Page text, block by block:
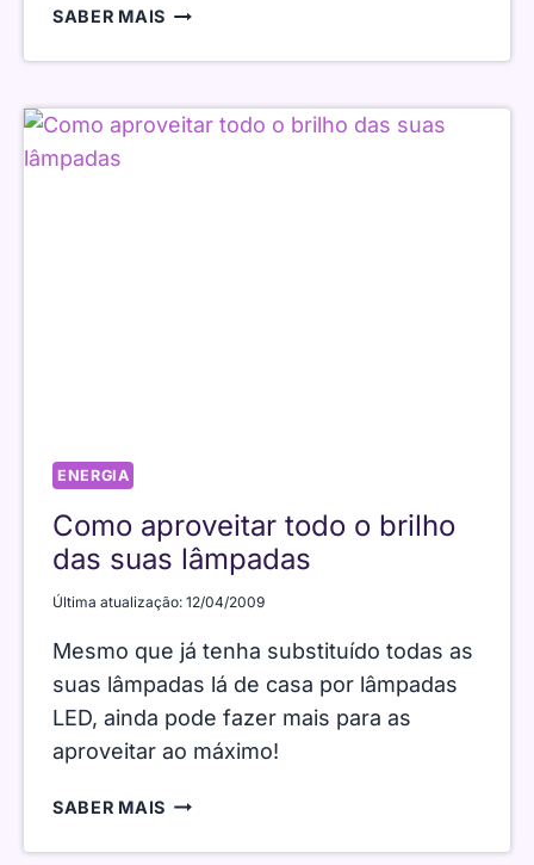
SABER MAIS CONSTRUA
SEU
DESUMIDIFICADOR
ENERGIA
Como aproveitar todo o brilho
das suas lâmpadas
Última atualização: 12/04/2009
Mesmo que já tenha substituído todas as
suas lâmpadas lá de casa por lâmpadas
LED, ainda pode fazer mais para as
aproveitar ao máximo!
SABER MAIS COMO
TODO